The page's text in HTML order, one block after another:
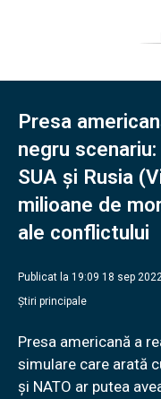
Presa
negru
SUA și Rusia
milioane de
ale conflictului
Publicat la 19:09 18 sep
Știri principale
Presa americană a
simulare care arată
și NATO ar putea